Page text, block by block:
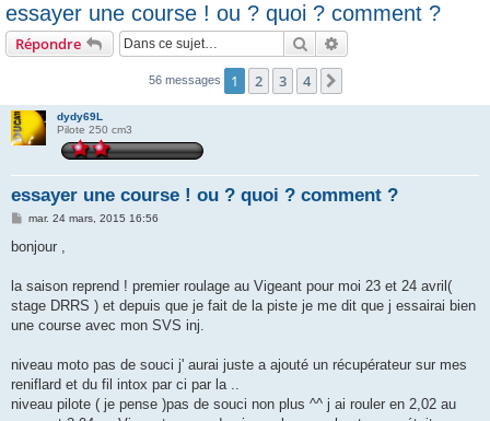
essayer une course ! ou ? quoi ? comment ?
Répondre Rechercher
56 messages 1 2 3 4
dydy69L
Pilote 250 cm3
essayer une course ! ou ? quoi ? comment ?
M
s
g
mar. 24 mars, 2015 16:56
bonjour ,
la saison reprend ! premier roulage au Vigeant pour moi 23 et 24 avril(
stage DRRS ) et depuis que je fait de la piste je me dit que j essairai bien
une course avec mon SVS inj.
niveau moto pas de souci j' aurai juste a ajouté un récupérateur sur mes
reniflard et du fil intox par ci par la ..
niveau pilote ( je pense )pas de souci non plus ^^ j ai rouler en 2,02 au